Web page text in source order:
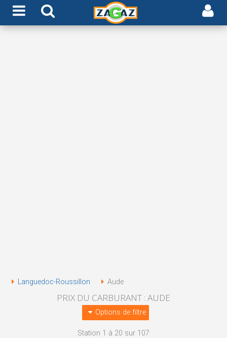
Languedoc-Roussillon Aude
PRIX DU CARBURANT : AUDE
Options de filtre
Station 1 à 20 sur 107